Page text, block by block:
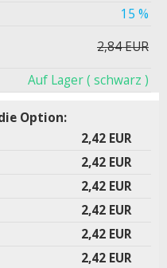
15 %
2,84 EUR
Auf Lager( schwarz )
Option:
2,42 EUR
2,42 EUR
2,42 EUR
2,42 EUR
2,42 EUR
2,42 EUR